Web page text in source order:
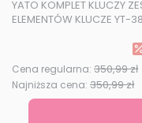
YATO KOMPLET KLUCZY
ELEMENTÓW KLUCZE YT-
Cena regularna: 350,99 zł
Najniższa cena: 350,99 zł